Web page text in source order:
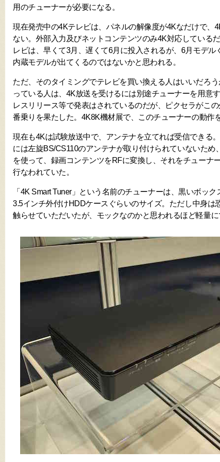
用のチューナーが必要になる。
現在発売中の4Kテレビは、パネルの解像度が4Kなだけで、
ない。外部入力及びネットコンテンツのみ4K対応している
レビは、早くて3月、遅くて6月に投入されるが、6月モデル
内蔵モデルが出てくるのではないかと思われる。
ただ、そのタイミングでテレビを買い換える人はいいだろ
っている人は、4K放送を受けるには別途チューナーを用意
レスリリース等で発表はされているのだが、ピクセラがこ
番乗りを果たした。4K8K機材展で、このチューナーの動作
現在も4Kは試験放送中で、アンテナを立てれば受信できる
には左旋BS/CS110のアンテナが取り付けられていないため
を使って、録画コンテンツをRFに変換し、それをチューナ
行なわれていた。
「4K Smart Tuner」という名前のチューナーは、黒いボッ
3.5インチ外付けHDDケースぐらいのサイズ。ただし中身は
触らせていただいたが、モックなのかと思われるほど軽量